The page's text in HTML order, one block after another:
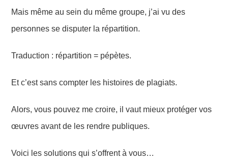
Mais même au sein du même groupe, j’ai vu des
personnes se disputer la répartition.
Traduction : répartition = pépètes.
Et c’est sans compter les histoires de plagiats.
Alors, vous pouvez me croire, il vaut mieux protéger vos
œuvres avant de les rendre publiques.
Voici les solutions qui s’offrent à vous…